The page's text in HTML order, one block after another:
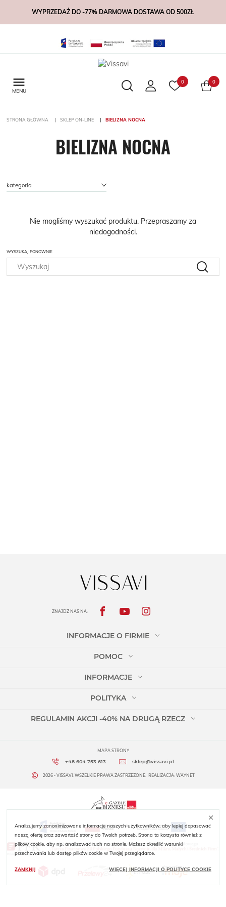
WYPRZEDAŻ DO -77% DARMOWA DOSTAWA OD 500ZŁ

MENU
0 0
STRONA GŁÓWNA SKLEP ON-LINE BIELIZNA NOCNA
kategoria
BIELIZNA NOCNA
Nie mogliśmy wyszukać produktu. Przepraszamy za
niedogodności.
WYSZUKAJ PONOWNIE
ZNAJDŹ NAS NA:
INFORMACJE O FIRMIE
POMOC
INFORMACJE
POLITYKA
REGULAMIN AKCJI -40% NA DRUGĄ RZECZ
Analizujemy zanonimizowane informacje naszych użytkowników, aby lepiej dopasować
naszą ofertę oraz zawartość strony do Twoich potrzeb. Strona ta korzysta również z
plików cookie, aby np. analizować ruch na stronie. Możesz określić warunki
przechowania lub dostęp plików cookie w Twojej przeglądarce.
ZAMKNIJ WIĘCEJ INFORMACJI O POLITYCE COOKIE
MAPA STRONY
+48 604 753 613 sklep@vissavi.pl
2026 - VISSAVI. WSZELKIE PRAWA ZASTRZEŻONE. REALIZACJA: WAYNET